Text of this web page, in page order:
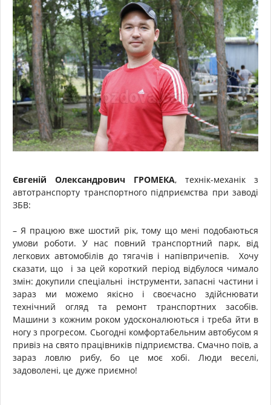
Євгеній Олександрович ГРОМЕКА, технік-механік з
автотранспорту транспортного підприємства при заводі
ЗБВ:
– Я працюю вже шостий рік, тому що мені подобаються
умови роботи. У нас повний транспортний парк, від
легкових автомобілів до тягачів і напівпричепів. Хочу
сказати, що і за цей короткий період відбулося чимало
змін: докупили спеціальні інструменти, запасні частини і
зараз ми можемо якісно і своєчасно здійснювати
технічний огляд та ремонт транспортних засобів.
Машини з кожним роком удосконалюються і треба йти в
ногу з прогресом. Сьогодні комфортабельним автобусом я
привіз на свято працівників підприємства. Смачно поїв, а
зараз ловлю рибу, бо це моє хобі. Люди веселі,
задоволені, це дуже приємно!